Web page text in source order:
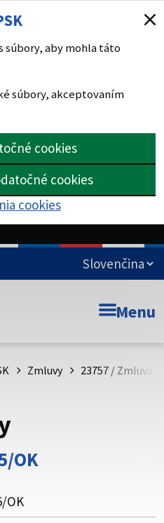
súbory, aby mohla táto
súbory, akceptovaním
cookies
cookies
cookies
Prešovského
že zdieľate informácie iba
Zabezpečená stránka
domény webového sídla.
Menu
Zmluvy 23757 / Zmluva
OK
OK